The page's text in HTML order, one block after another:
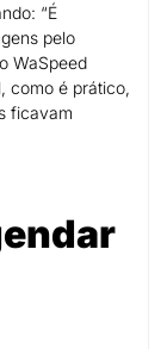
“É
pelo
WaSpeed
como é prático,
ficavam